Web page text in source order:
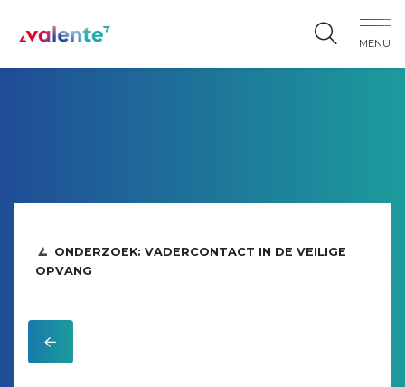
MENU
ONDERZOEK: VADERCONTACT IN DE VEILIGE
OPVANG